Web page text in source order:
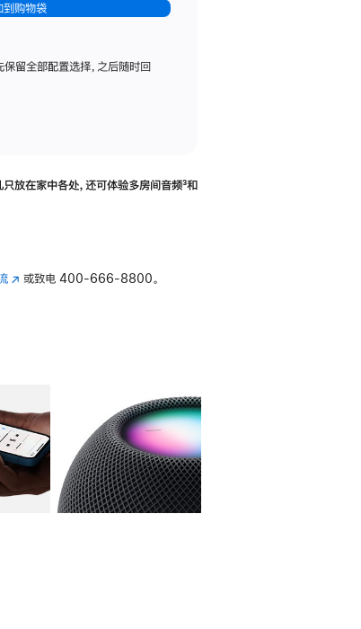
到购物袋
留全部配置选择，之后随时回
只放在家中各处，还可体验多‍房‍间音频脚
³和
(在 或致电 400-666-8800。
4 图库 图像 5